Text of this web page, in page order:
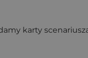
karty